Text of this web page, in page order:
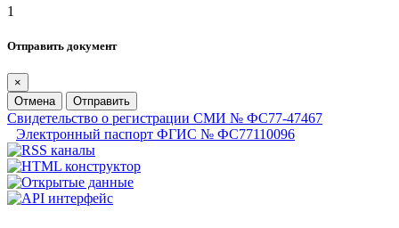
1
Отправить документ
×
Отмена
Отправить
Свидетельство о регистрации СМИ № ФС77-47467
Электронный паспорт ФГИС № ФС77110096